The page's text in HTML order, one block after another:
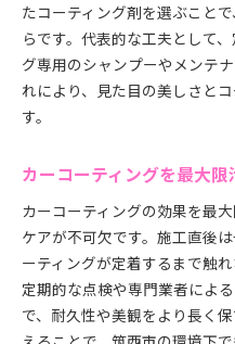
たコーティング剤を選ぶこと
らです。代表的な工夫として
グ専用のシャンプーやメンテ
れにより、見た目の美しさと
す。
カーコーティングを最大限
カーコーティングの効果を最
ケアが不可欠です。施工直後
ーティングが定着するまで触
定期的な点検や専門業者によ
で、耐久性や美観をより長く